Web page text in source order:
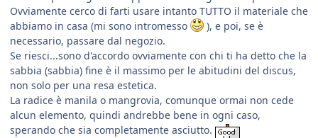
Ovviamente cerco di farti usare intanto TUTTO il materiale che
abbiamo in casa (mi sono intromesso
), e poi, se è
necessario, passare dal negozio.
Se riesci...sono d'accordo ovviamente con chi ti ha detto che la
sabbia (sabbia) fine è il massimo per le abitudini del discus,
non solo per una resa estetica.
La radice è manila o mangrovia, comunque ormai non cede
alcun elemento, quindi andrebbe bene in ogni caso,
sperando che sia completamente asciutto.